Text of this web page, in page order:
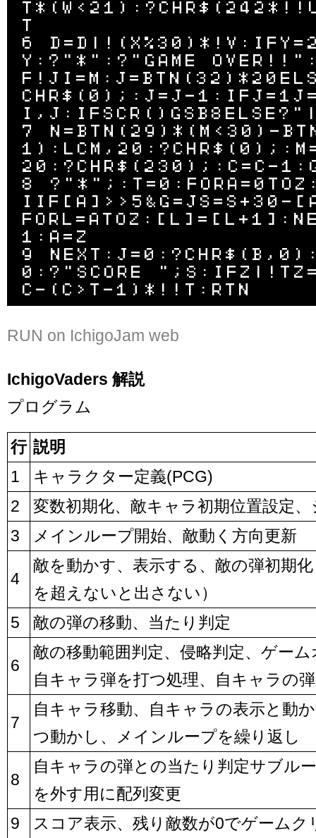
T
6
Y:?"*":?"GAME
CHR$(0);:J=J-
7 N=BTN(29)*(M<30)-
20:?CHR$(230);:C=C-
8
IIF[A]>>5&G=JS=S+30-
1:A=Z
9
0:?"SCORE
RUN on IchigoJam web
IchigoVaders 解説
プログラム
行 説明
1
キャラクター定義(PCG)
2
変数初期化、敵キャラ初期位置設定
3
メインループ開始、敵動く方向更新
4
敵を動かす、表示する、敵の弾初期
を超えないと出さない）
5
敵の弾の移動、当たり判定
6
敵の移動範囲判定、侵略判定、ゲー
自キャラ弾を打つ処理、自キャラの
7
自キャラ移動、自キャラの表示と動
つ動かし、メインループを繰り返し
8
自キャラの弾との当たり判定サブル
を外す用に配列変更
9
スコア表示、残り敵数が0でゲームク